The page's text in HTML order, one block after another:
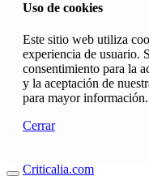
Uso de cookies
Este sitio web utiliza
experiencia de usuario.
consentimiento para la
y la aceptación de
para mayor información.
Cerrar
Criticalia.com